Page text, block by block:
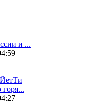
и ...
ЙетТи
горя...